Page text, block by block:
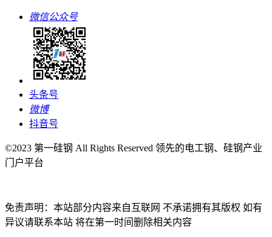
微信公众号
头条号
微博
抖音号
©2023 第一硅钢 All Rights Reserved 领先的电工钢、硅钢产业
门户平台
免责声明：本站部分内容来自互联网 不承诺拥有其版权 如有
异议请联系本站 将在第一时间删除相关内容